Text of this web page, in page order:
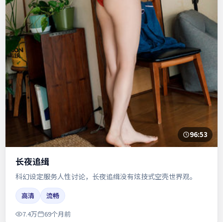
96:53
长夜追缉
科幻设定服务人性讨论，长夜追缉没有炫技式空壳世界观。
高清
流畅
7.4万
69个月前